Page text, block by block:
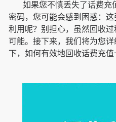
如果您不慎丢失了话费充
密码，您可能会感到困惑：
利用呢？别担心，虽然回收
可能。接下来，我们将为您
下，如何有效地回收话费充值